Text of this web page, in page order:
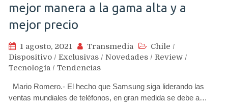
mejor manera a la gama alta y a
mejor precio
1 agosto, 2021 Transmedia Chile /
Dispositivo / Exclusivas / Novedades / Review /
Tecnología / Tendencias
Mario Romero.- El hecho que Samsung siga liderando las
ventas mundiales de teléfonos, en gran medida se debe a…